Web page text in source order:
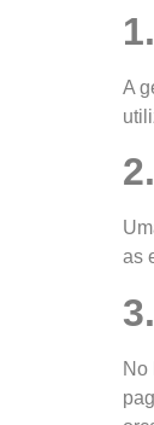
A
as
No